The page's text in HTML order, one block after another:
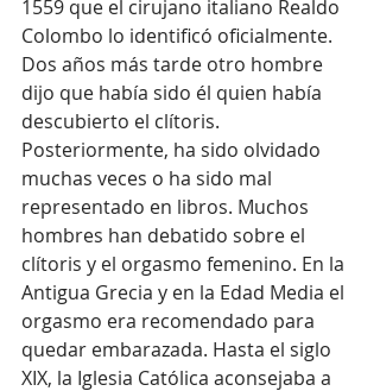
1559 que el cirujano italiano Realdo
Colombo lo identificó oficialmente.
Dos años más tarde otro hombre
dijo que había sido él quien había
descubierto el clítoris.
Posteriormente, ha sido olvidado
muchas veces o ha sido mal
representado en libros. Muchos
hombres han debatido sobre el
clítoris y el orgasmo femenino. En la
Antigua Grecia y en la Edad Media el
orgasmo era recomendado para
quedar embarazada. Hasta el siglo
XIX, la Iglesia Católica aconsejaba a